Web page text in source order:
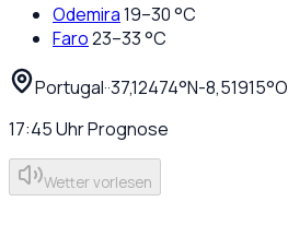
Odemira19–30°C
Faro23–33°C
Portugal··37,12474°N-8,51915°O
17:45UhrPrognose
Wetter vorlesen